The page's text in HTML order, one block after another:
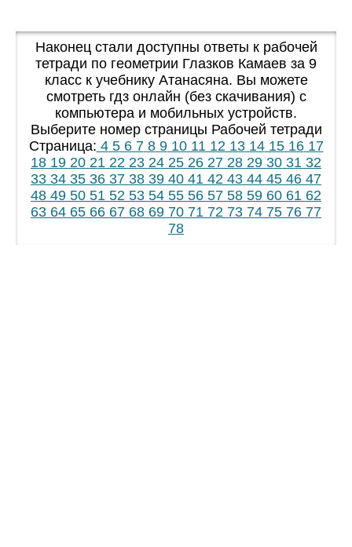
Наконец стали доступны ответы к рабочей
тетради по геометрии Глазков Камаев за 9
класс к учебнику Атанасяна. Вы можете
смотреть гдз онлайн (без скачивания) с
компьютера и мобильных устройств.
Выберите номер страницы Рабочей тетради
Страница: 4567891011121314151617
18 19 20 21 22 23 24 25 26 27 28 29 30 31 32
33 34 35 36 37 38 39 40 41 42 43 44 45 46 47
48 49 50 51 52 53 54 55 56 57 58 59 60 61 62
63 64 65 66 67 68 69 70 71 72 73 74 75 76 77
78